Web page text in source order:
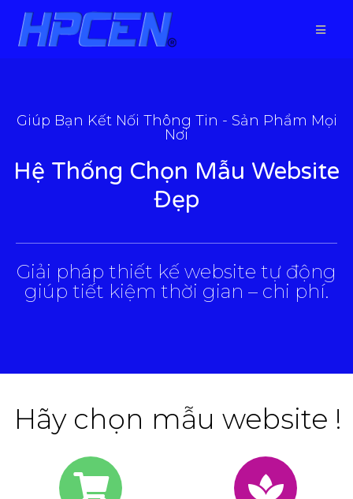
Giúp Bạn Kết Nối Thông Tin - Sản Phẩm Mọi
Nơi
Hệ Thống Chọn Mẫu Website
Đẹp
Giải pháp thiết kế website tự động
giúp tiết kiệm thời gian – chi phí.
Hãy chọn mẫu website !